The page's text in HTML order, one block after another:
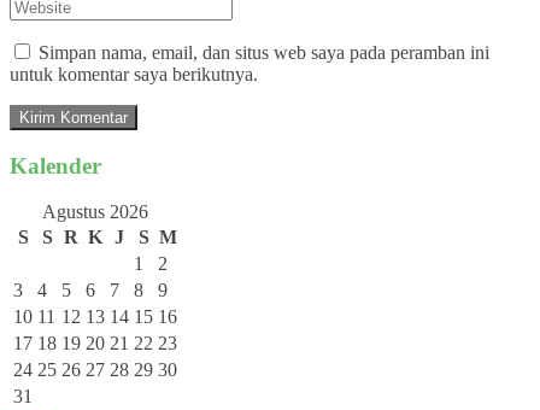
Simpan nama, email, dan situs web saya pada peramban ini
untuk komentar saya berikutnya.
Kalender
Agustus 2026
S
S R K J S M
1
2
3
4 5 6 7 8
9
10 11 12 13 14 15 16
17 18 19 20 21 22 23
24 25 26 27 28 29 30
31